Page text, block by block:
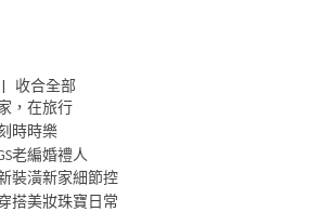
收合全部
，在旅行
時時樂
老編婚禮人
裝潢新家細節控
搭美妝珠寶日常